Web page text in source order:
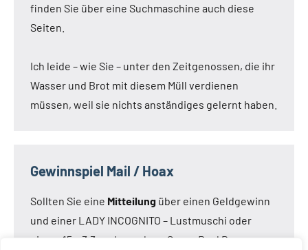
finden Sie über eine Suchmaschine auch diese
Seiten.
Ich leide – wie Sie – unter den Zeitgenossen, die ihr
Wasser und Brot mit diesem Müll verdienen
müssen, weil sie nichts anständiges gelernt haben.
Gewinnspiel Mail / Hoax
Sollten Sie eine Mitteilung über einen Geldgewinn
und einer LADY INCOGNITO – Lustmuschi oder
einem 15 x 3,3 cm Loveclone Super Real Dong –